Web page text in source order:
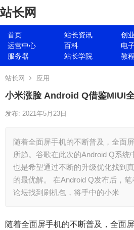
站长网
首页 站长资讯 创业
运营中心
百科 电
服务器
站长学院 教程
站长网 应用
小米涨脸 Android Q借鉴MIUI
发布: 2021年5月23日
随着全面屏手机的不断普及，全面
所趋。谷歌在此次的Android Q系统
也是希望通过不断的升级优化找到
的最优解。 在Android Q发布后，
论坛找到刷机包，将手中的小米
随着全面屏手机的不断普及，全面